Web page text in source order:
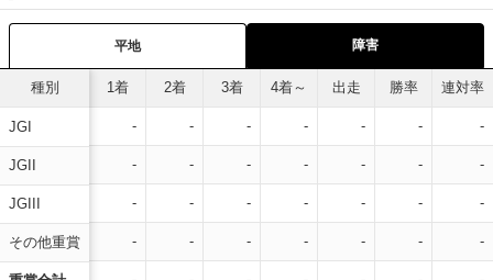
平地 障害
種別
JGI
JGII
JGIII
その他重賞
1着 2着 3着 4着～ 出走 勝率 連対率
- - - - - - -
- - - - - - -
- - - - - - -
- - - - - - -